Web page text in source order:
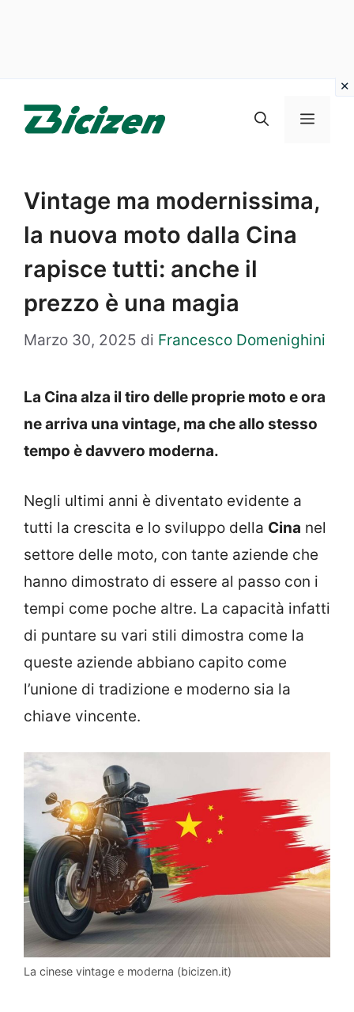
Menu
Vintage ma modernissima,
la nuova moto dalla Cina
rapisce tutti: anche il
prezzo è una magia
Marzo 30, 2025 di Francesco Domenighini
La Cina alza il tiro delle proprie moto e ora
ne arriva una vintage, ma che allo stesso
tempo è davvero moderna.
Negli ultimi anni è diventato evidente a
tutti la crescita e lo sviluppo della Cina nel
settore delle moto, con tante aziende che
hanno dimostrato di essere al passo con i
tempi come poche altre. La capacità infatti
di puntare su vari stili dimostra come la
queste aziende abbiano capito come
l’unione di tradizione e moderno sia la
chiave vincente.
La cinese vintage e moderna (bicizen.it)